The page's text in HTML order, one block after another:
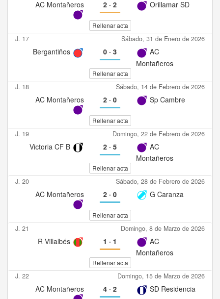
AC Montañeros 2· 2 Orillamar SD
Rellenar acta
J. 17 Sábado, 31 de Enero de 2026
Bergantiños 0· 3
AC
Montañeros
Rellenar acta
J. 18 Sábado, 14 de Febrero de 2026
AC Montañeros 2· 0 Sp Cambre
Rellenar acta
J. 19 Domingo, 22 de Febrero de 2026
Victoria CF B 2· 5
AC
Montañeros
Rellenar acta
J. 20 Sábado, 28 de Febrero de 2026
AC Montañeros 2· 0 G Caranza
Rellenar acta
J. 21 Domingo, 8 de Marzo de 2026
R Villalbés 1 · 1
AC
Montañeros
Rellenar acta
J. 22 Domingo, 15 de Marzo de 2026
AC Montañeros 4· 2 SD Residencia